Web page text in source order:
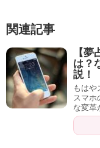
これはスピリチュア
った相棒は悪いこと
のです。
かわいいペットの
けにもなってくれ
護摩祈祷やお焚き上
ピリチュアルスポッ
炎。
厄や悪を焼き払うと
関連記事
【
は？
説！
もはや
スマホ
な変革